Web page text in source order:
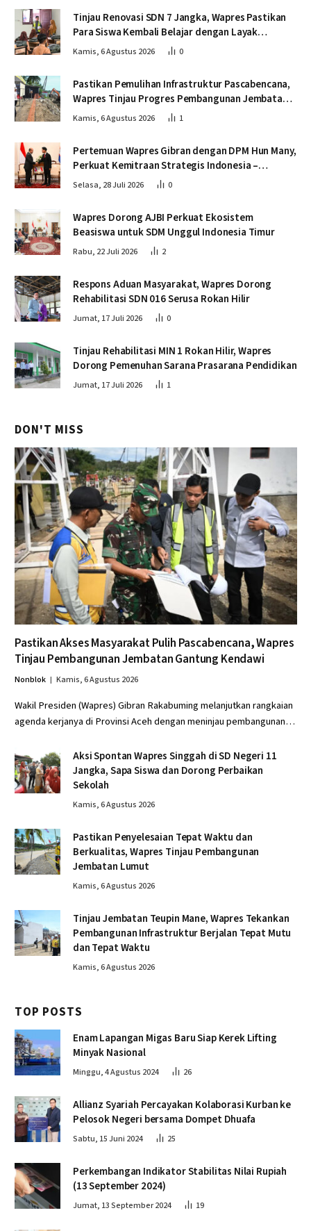
Tinjau Renovasi SDN 7 Jangka, Wapres Pastikan
Para Siswa Kembali Belajar dengan Layak
Pascabencana
Kamis, 6 Agustus 2026 0
Pastikan Pemulihan Infrastruktur Pascabencana,
Wapres Tinjau Progres Pembangunan Jembatan
Krueng Tingkeum Bireuen
Kamis, 6 Agustus 2026 1
Pertemuan Wapres Gibran dengan DPM Hun Many,
Perkuat Kemitraan Strategis Indonesia –
Kamboja
Selasa, 28 Juli 2026 0
Wapres Dorong AJBI Perkuat Ekosistem
Beasiswa untuk SDM Unggul Indonesia Timur
Rabu, 22 Juli 2026 2
Respons Aduan Masyarakat, Wapres Dorong
Rehabilitasi SDN 016 Serusa Rokan Hilir
Jumat, 17 Juli 2026 0
Tinjau Rehabilitasi MIN 1 Rokan Hilir, Wapres
Dorong Pemenuhan Sarana Prasarana Pendidikan
Jumat, 17 Juli 2026 1
DON'T MISS
Pastikan Akses Masyarakat Pulih Pascabencana, Wapres
Tinjau Pembangunan Jembatan Gantung Kendawi
Nonblok Kamis, 6 Agustus 2026
Wakil Presiden (Wapres) Gibran Rakabuming melanjutkan rangkaian
agenda kerjanya di Provinsi Aceh dengan meninjau pembangunan…
Aksi Spontan Wapres Singgah di SD Negeri 11
Jangka, Sapa Siswa dan Dorong Perbaikan
Sekolah
Kamis, 6 Agustus 2026
Pastikan Penyelesaian Tepat Waktu dan
Berkualitas, Wapres Tinjau Pembangunan
Jembatan Lumut
Kamis, 6 Agustus 2026
Tinjau Jembatan Teupin Mane, Wapres Tekankan
Pembangunan Infrastruktur Berjalan Tepat Mutu
dan Tepat Waktu
Kamis, 6 Agustus 2026
TOP POSTS
Enam Lapangan Migas Baru Siap Kerek Lifting
Minyak Nasional
Minggu, 4 Agustus 2024 26
Allianz Syariah Percayakan Kolaborasi Kurban ke
Pelosok Negeri bersama Dompet Dhuafa
Sabtu, 15 Juni 2024 25
Perkembangan Indikator Stabilitas Nilai Rupiah
(13 September 2024)
Jumat, 13 September 2024 19